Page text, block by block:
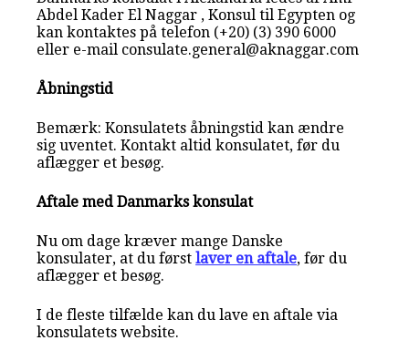
Abdel Kader El Naggar , Konsul til Egypten og
kan kontaktes på telefon (+20) (3) 390 6000
eller e-mail consulate.general@aknaggar.com
Åbningstid
Bemærk: Konsulatets åbningstid kan ændre
sig uventet. Kontakt altid konsulatet, før du
aflægger et besøg.
Aftale med Danmarks konsulat
Nu om dage kræver mange Danske
konsulater, at du førstlaver en aftale, før du
aflægger et besøg.
I de fleste tilfælde kan du lave en aftale via
konsulatets website.